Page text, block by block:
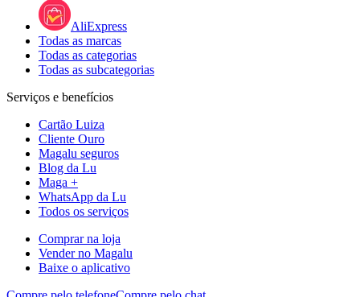
AliExpress
Todas as marcas
Todas as categorias
Todas as subcategorias
Serviços e benefícios
Cartão Luiza
Cliente Ouro
Magalu seguros
Blog da Lu
Maga +
WhatsApp da Lu
Todos os serviços
Comprar na loja
Vender no Magalu
Baixe o aplicativo